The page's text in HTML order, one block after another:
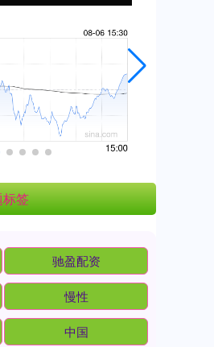
签
驰盈配资
慢性
中国